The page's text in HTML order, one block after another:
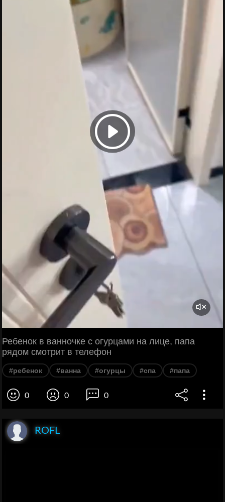
Ребенок в ванночке с огурцами на лице, папа
рядом смотрит в телефон
#ребенок #ванна #огурцы #спа #папа
0 0 0
ROFL